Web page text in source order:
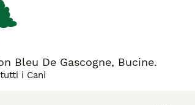
Bleu De Gascogne, Bucine.
i Cani